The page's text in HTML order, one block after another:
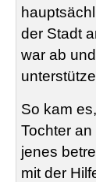
der Stadt
war ab
So kam
Tochter
jenes
mit der